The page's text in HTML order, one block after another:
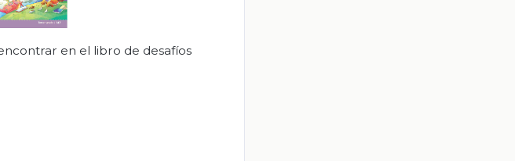
en el libro de desafíos